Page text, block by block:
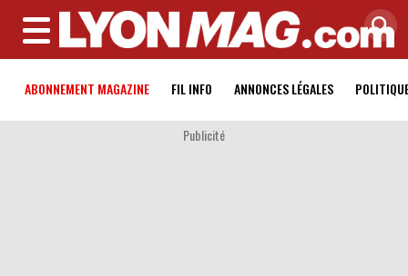
MENU
ABONNEMENT MAGAZINE FIL INFO ANNONCES LÉGALES
Publicité